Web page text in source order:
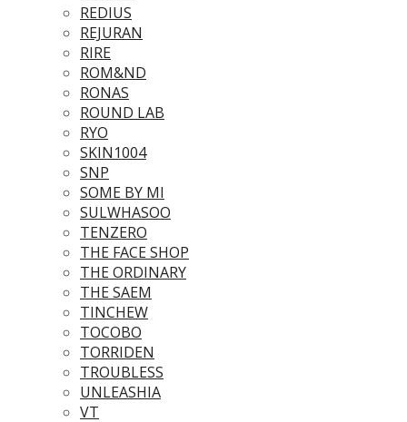
REDIUS
REJURAN
RIRE
ROM&ND
RONAS
ROUND LAB
RYO
SKIN1004
SNP
SOME BY MI
SULWHASOO
TENZERO
THE FACE SHOP
THE ORDINARY
THE SAEM
TINCHEW
TOCOBO
TORRIDEN
TROUBLESS
UNLEASHIA
VT